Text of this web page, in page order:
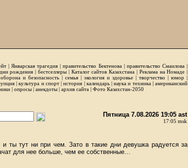
| Январская трагедия |правительство Бектенова| правительство Смаилова|
дни рождения | бестселлеры| Каталог сайтов Казахстана | Реклама на Номаде |
оборона и безопасность | семья | экология и здоровье | творчество | юмор |
|культура и спорт|история | календарь|наука и техника|американский
| опросы | анекдоты | архив сайта | Фото Казахстан-2050
Пятница 7.08.2026 19:05 ast
17:05 msk
ты тут ни при чем. Зато в такие дни девушка радуется за
для нее больше, чем ее собственные…